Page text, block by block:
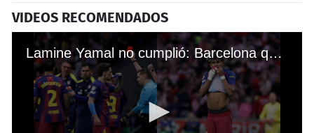
VIDEOS RECOMENDADOS
Lamine Yamal no cumplió: Barcelona queda fuera contra el Atlético y la Champions League no es para ellos